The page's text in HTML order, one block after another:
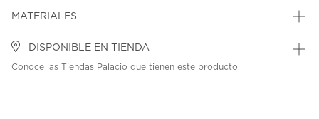
MATERIALES
DISPONIBLE EN TIENDA
Conoce las Tiendas Palacio que tienen este producto.